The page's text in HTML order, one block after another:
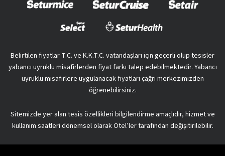
Belirtilen fiyatlar T.C. ve K.K.T.C. vatandaşları için geçerli olup tesisler
yabancı uyruklu misafirlerden fiyat farkı talep edebilmektedir. Yabancı
uyruklu misafirlere uygulanacak fiyatları çağrı merkezimizden
öğrenebilirsiniz.
Sitemizde yer alan tesis özellikleri bilgilendirme amaçlıdır, hizmet ve
kullanım saatleri dönemsel olarak Otel’ler tarafından değişitirilebilir.